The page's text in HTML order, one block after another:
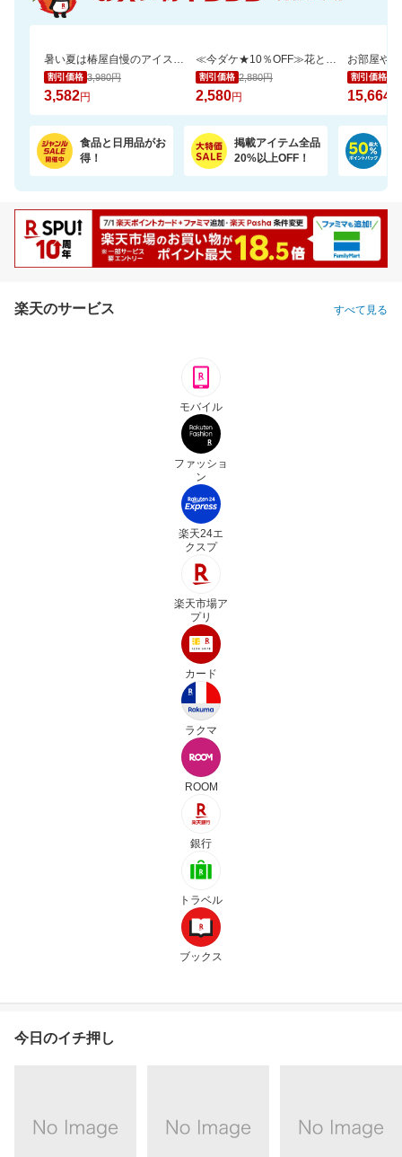
暑い夏は椿屋自慢のアイスコーヒーで涼やかに。組合せ選べるアイスコーヒー2本セット
割引価格 3,980円
3,582円
≪今ダケ★10％OFF≫花とスイーツで二度嬉しい♪可愛いシャボンブーケ＆どら焼きset
割引価格 2,880円
2,580円
割引価格
15,664
食品と日用品がお
得！
掲載アイテム全品
20%以上OFF！
楽天のサービス すべて見る
モバイル
ファッショ
ン
楽天24エ
クスプ
楽天市場ア
プリ
カード
ラクマ
ROOM
銀行
トラベル
ブックス
今日のイチ押し